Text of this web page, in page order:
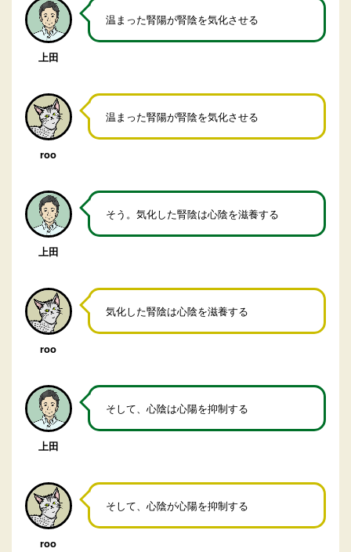
上田
温まった腎陽が腎陰を気化させる
roo
温まった腎陽が腎陰を気化させる
上田
そう。気化した腎陰は心陰を滋養する
roo
気化した腎陰は心陰を滋養する
上田
そして、心陰は心陽を抑制する
roo
そして、心陰が心陽を抑制する